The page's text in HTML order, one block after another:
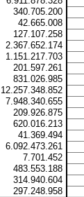
340.705.200
42.665.008
127.107.258
2.367.652.174
1.151.217.703
201.597.261
831.026.985
12.257.348.852
7.948.340.655
209.926.875
620.016.213
41.369.494
6.092.473.261
7.701.452
483.553.188
314.940.604
297.248.958